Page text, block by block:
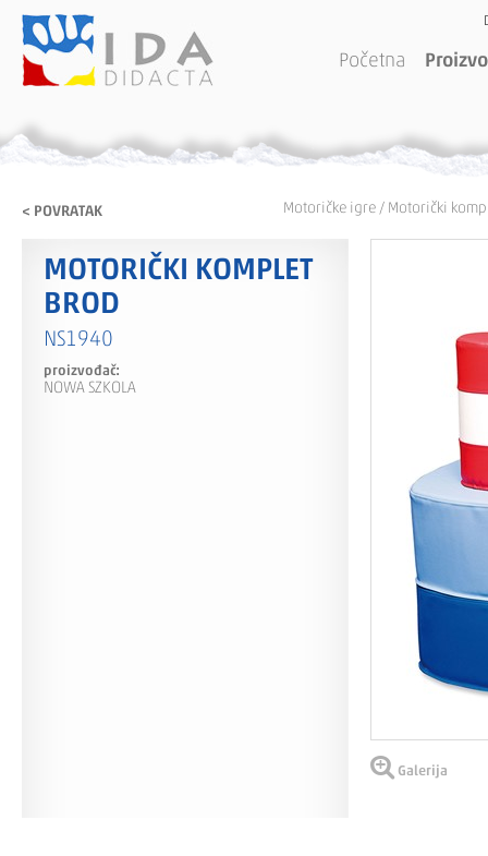
Početna
< POVRATAK Motoričke igre / Motorički
MOTORIČKI KOMPLET
BROD
NS1940
proizvođač:
NOWA SZKOLA
Galerija